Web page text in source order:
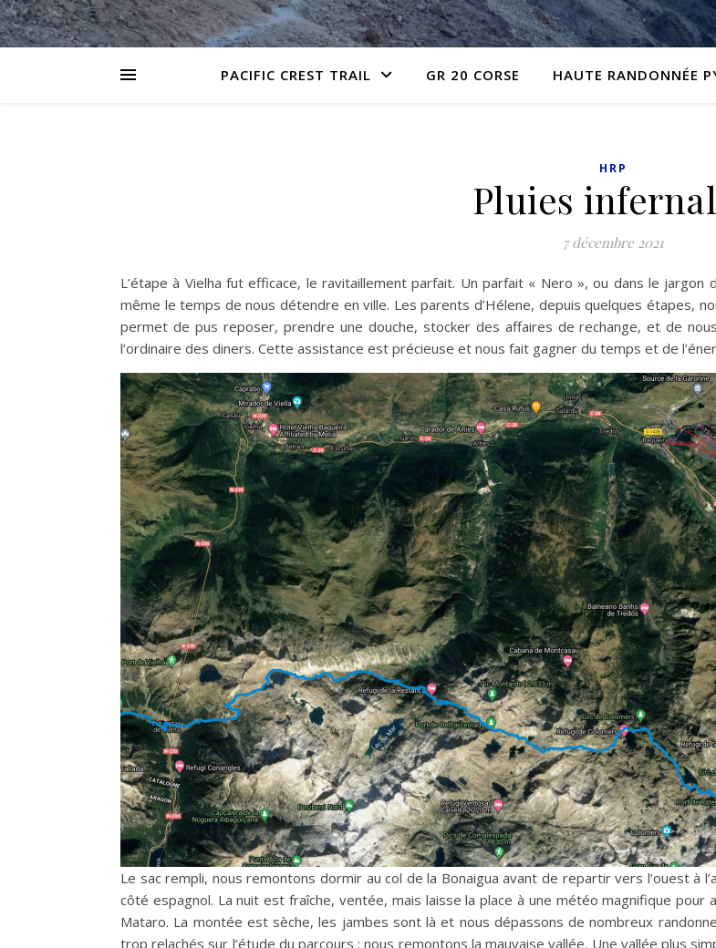
PACIFIC CREST TRAIL GR 20 CORSE HAUTE RANDONNÉE
HRP
Pluies
7 décembre 2021
L’étape à Vielha fut efficace, le ravitaillement parfait. Un parfait « Nero », ou dans le
même le temps de nous détendre en ville. Les parents d’Hélene, depuis quelques étapes,
permet de pus reposer, prendre une douche, stocker des affaires de rechange, et de
l’ordinaire des diners. Cette assistance est précieuse et nous fait gagner du temps et de
Le sac rempli, nous remontons dormir au col de la Bonaigua avant de repartir vers l’ouest à
côté espagnol. La nuit est fraîche, ventée, mais laisse la place à une météo magnifique
Mataro. La montée est sèche, les jambes sont là et nous dépassons de nombreux
trop relachés sur l’étude du parcours : nous remontons la mauvaise vallée. Une vallée plus